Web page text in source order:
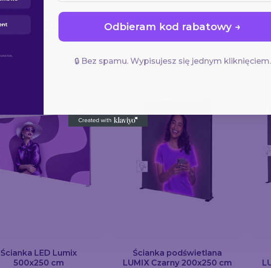
Ścianka LED Lumix
200x250 cm
Ścianka LED Lumix
Ścianka LED Lumix
500x250 cm
Ścianka podświetlana
LUMIX Czarny 200x250 cm
Odbieram kod rabatowy →
🔒 Bez spamu. Wypisujesz się jednym kliknięciem.